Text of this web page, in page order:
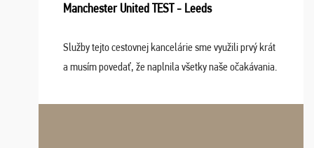
Manchester United TEST - Leeds
Služby tejto cestovnej kancelárie sme využili prvý krát
a musím povedať, že naplnila všetky naše očakávania.
dispozícii nonstop (milí, profesionálni ...